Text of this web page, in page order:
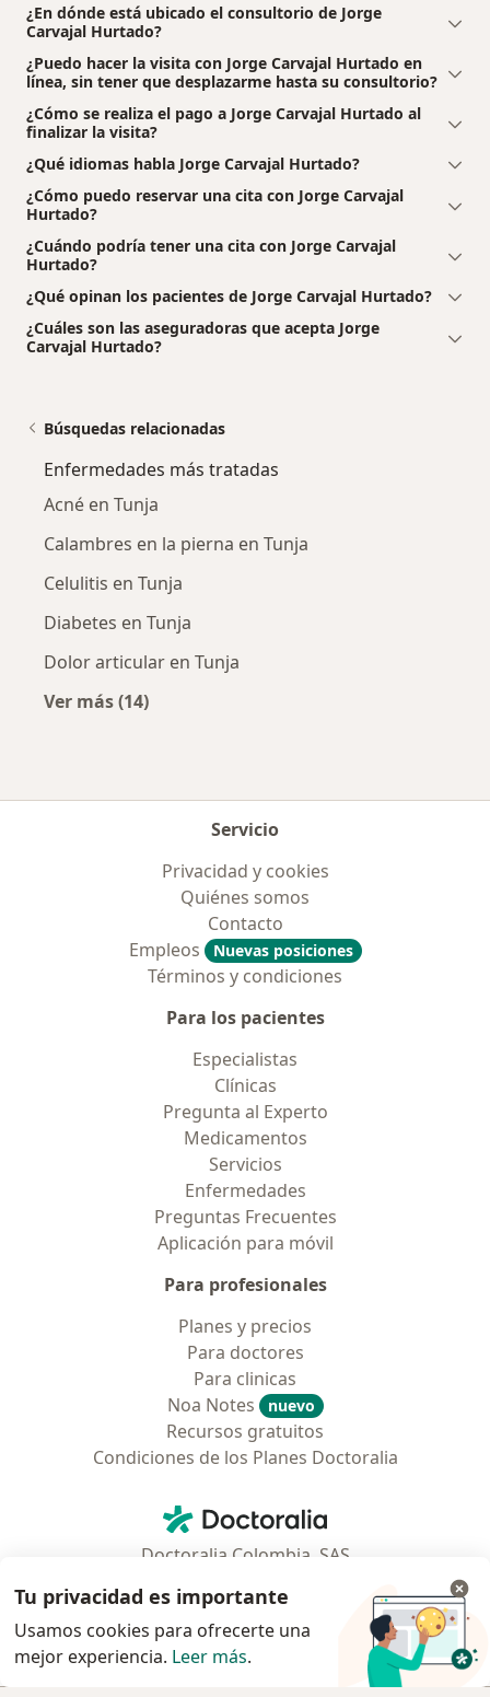
¿En dónde está ubicado el consultorio de Jorge
Carvajal Hurtado?
¿Puedo hacer la visita con Jorge Carvajal Hurtado en
línea, sin tener que desplazarme hasta su consultorio?
¿Cómo se realiza el pago a Jorge Carvajal Hurtado al
finalizar la visita?
¿Qué idiomas habla Jorge Carvajal Hurtado?
¿Cómo puedo reservar una cita con Jorge Carvajal
Hurtado?
¿Cuándo podría tener una cita con Jorge Carvajal
Hurtado?
¿Qué opinan los pacientes de Jorge Carvajal Hurtado?
¿Cuáles son las aseguradoras que acepta Jorge
Carvajal Hurtado?
Búsquedas relacionadas
Enfermedades más tratadas
Acné en Tunja
Calambres en la pierna en Tunja
Celulitis en Tunja
Diabetes en Tunja
Dolor articular en Tunja
Ver más (14)
Servicio
Privacidad y cookies
Quiénes somos
Contacto
Empleos
Nuevas posiciones
Términos y condiciones
Para los pacientes
Especialistas
Clínicas
Pregunta al Experto
Medicamentos
Servicios
Enfermedades
Preguntas Frecuentes
Aplicación para móvil
Para profesionales
Planes y precios
Para doctores
Para clinicas
Noa Notes
nuevo
Recursos gratuitos
Condiciones de los Planes Doctoralia
Doctoralia - Página de inicio
Doctoralia Colombia, SAS
Municipio: Bogotá D.C., Colombia
Tu privacidad es importante
Usamos cookies para ofrecerte una
mejor experiencia. Leer más.